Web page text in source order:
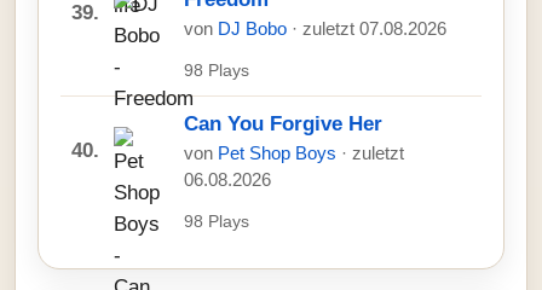
39.
von DJ Bobo · zuletzt 07.08.2026
98 Plays
40.
Can You Forgive Her
von Pet Shop Boys · zuletzt
06.08.2026
98 Plays